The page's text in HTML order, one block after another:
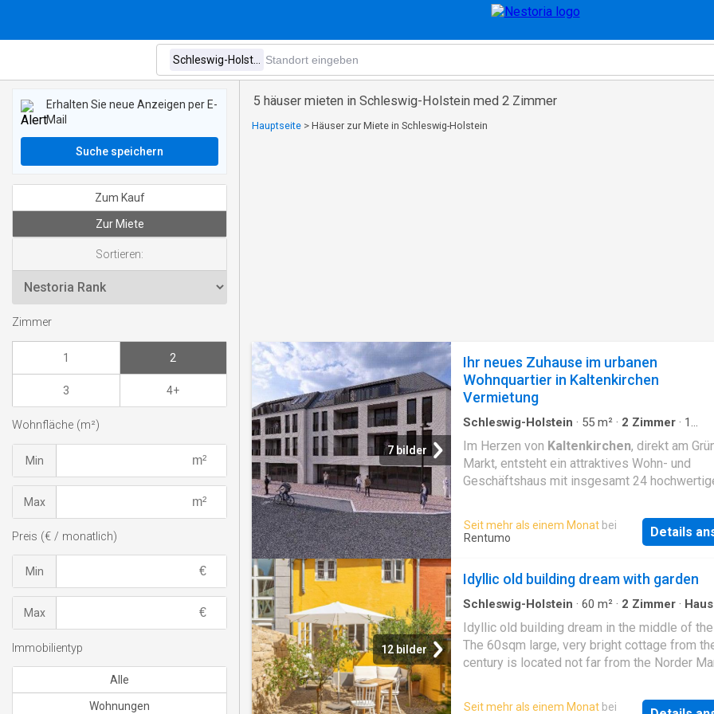
5 häuser mieten in Schleswig-Holstein med 2 Zimmer
Hauptseite > Häuser zur Miete in Schleswig-Holstein
7 bilder
Ihr neues Zuhause im urbanen
Wohnquartier in Kaltenkirchen
Vermietung
Schleswig-Holstein · 55 m² · 2 Zimmer · 1
Im Herzen von Kaltenkirchen, direkt am
Markt, entsteht ein attraktives Wohn- und
Geschäftshaus mit insgesamt 24
Gewerbeflächen. Hier verbindet sich
Design mit zeitgemäßem Komfort und
Technik. Es erwarten Sie lichtdurchflutete 2-
ausgestattet mit bodentiefen, dreifach
Kunststofffenstern, wohliger
einer umweltfreundlichen Wärmepumpe. Eine
Videogegensprechanlage sowie eine
Paketfachanlage sorgen für Sicherheit und
im Alltag. Die eleganten Einbauküchen
Gefrierkombination, Dunstabzugshaube und
Seit mehr als einem Monat bei
Rentumo
Details
12 bilder
Idyllic old building dream with garden
Schleswig-Holstein · 60 m² · 2 Zimmer · Haus
Idyllic old building dream in the middle of
The 60sqm large, very bright cottage from
century is located not far from the Norder
bustle. At the same time, the half-timbered
Seit mehr als einem Monat bei
Erhalten Sie neue Anzeigen per E-
Mail
Suche speichern
Zum Kauf
Zur Miete
Sortieren:
Zimmer
1 2
3 4+
Wohnfläche (m²)
Min
Max
Preis (€ / monatlich)
Min
Max
Immobilientyp
Alle
Wohnungen